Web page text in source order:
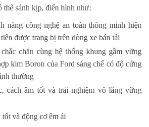
thể sánh kịp, điển hình như:
năng công nghệ an toàn thông minh hiện
được trang bị trên dòng xe bán tải
chắn cùng hệ thống khung gầm vững
kim Boron của Ford sáng chế có độ cứng
thường
cách âm tốt và trải nghiệm vô lăng vững
và động cơ êm ái